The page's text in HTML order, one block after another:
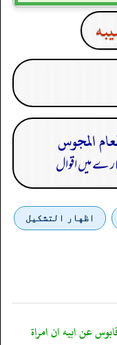
ے میں اقوال
اظهار التشكيل
عن ابيه ان امراة